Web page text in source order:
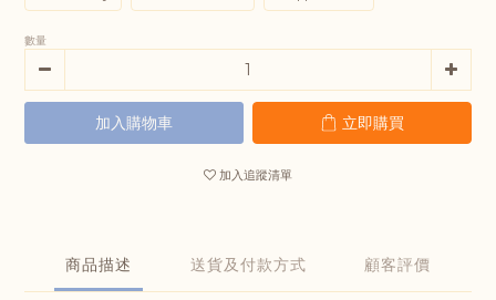
數量
加入購物車 立即購買
加入追蹤清單
商品描述 送貨及付款方式 顧客評價